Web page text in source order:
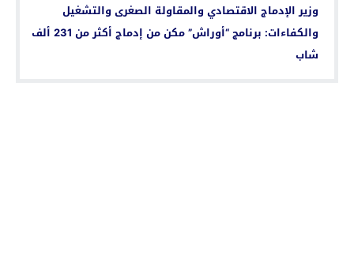
وزير الإدماج الاقتصادي والمقاولة الصغرى والتشغيل
والكفاءات: برنامج “أوراش” مكن من إدماج أكثر من 231 ألف
شاب